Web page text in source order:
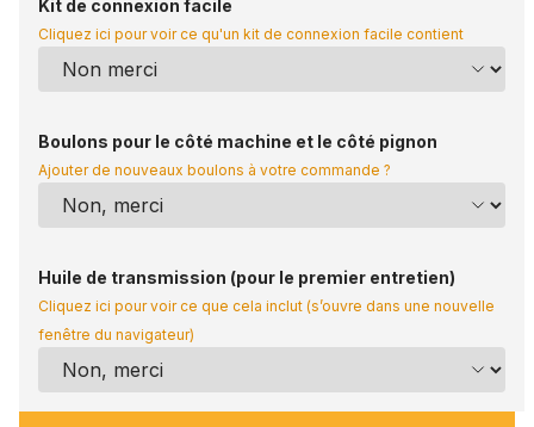
Kit de connexion facile
Cliquez ici pour voir ce qu'un kit de connexion facile contient
Boulons pour le côté machine et le côté pignon
Ajouter de nouveaux boulons à votre commande ?
Huile de transmission (pour le premier entretien)
Cliquez ici pour voir ce que cela inclut (s’ouvre dans une nouvelle
fenêtre du navigateur)